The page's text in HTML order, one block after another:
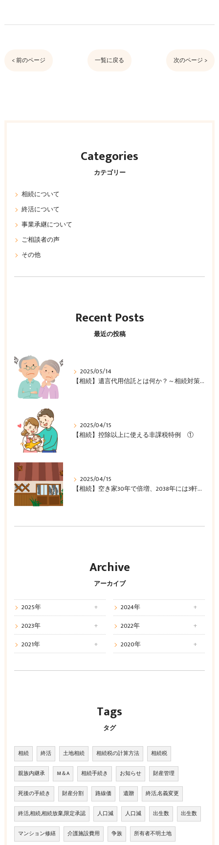
< 前のページ 一覧に戻る 次のページ >
カテゴリー
Categories
相続について
終活について
事業承継について
ご相談者の声
その他
最近の投稿
Recent Posts
2025/05/14
【相続】遺言代用信託とは何か？～相続対策の新たな選択肢～
2025/04/15
【相続】控除以上に使える非課税特例 ①
2025/04/15
【相続】空き家30年で倍増、2038年には3軒に1軒に
アーカイブ
Archive
2025年
2024年
2023年
2022年
2021年
2020年
タグ
Tags
相続 終活 土地相続 相続税の計算方法 相続税
親族内継承 M＆A 相続手続き お知らせ 財産管理
死後の手続き 財産分割 路線価 遺贈 終活,名義変更
終活,相続,相続放棄,限定承認 人口減 人口減 出生数 出生数
マンション修繕 介護施設費用 争族 所有者不明土地